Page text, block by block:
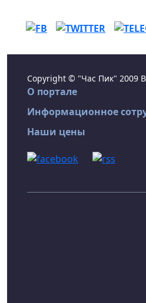
Copyright © "Час Пик" 2009
О портале
Информационное
Наши цены